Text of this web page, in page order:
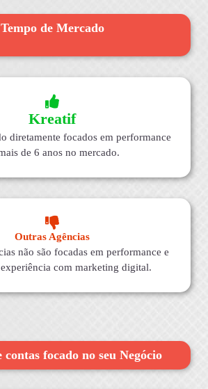
Tempo de Mercado
Kreatif
diretamente focados em performance
de 6 anos no mercado.
Outras Agências
não são focadas em performance e
com marketing digital.
contas focado no seu Negócio